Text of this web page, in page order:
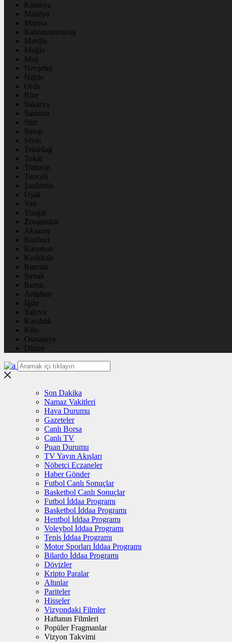
Kütahya
Malatya
Manisa
Kahramanmaraş
Mardin
Muğla
Muş
Nevşehir
Niğde
Ordu
Rize
Sakarya
Samsun
Siirt
Sinop
Sivas
Tekirdağ
Tokat
Trabzon
Tunceli
Şanlıurfa
Uşak
Van
Yozgat
Zonguldak
Aksaray
Bayburt
Karaman
Kırıkkale
Batman
Şırnak
Bartın
Ardahan
Iğdır
Yalova
Karabük
Kilis
Osmaniye
Düzce
Son Dakika
Namaz Vakitleri
Hava Durumu
Gazeteler
Canlı Borsa
Canlı TV
Puan Durumu
TV Yayın Akışları
Nöbetçi Eczaneler
Haber Gönder
Futbol Canlı Sonuçlar
Basketbol Canlı Sonuçlar
Futbol İddaa Programı
Basketbol İddaa Programı
Hentbol İddaa Programı
Voleybol İddaa Programı
Tenis İddaa Programı
Motor Sporları İddaa Programı
Bilardo İddaa Programı
Dövizler
Kripto Paralar
Altınlar
Pariteler
Hisseler
Vizyondaki Filmler
Haftanın Filmleri
Popüler Fragmanlar
Vizyon Takvimi